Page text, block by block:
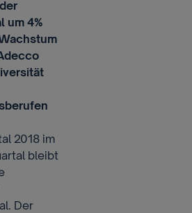
um 4%
2018 im
bleibt
Der